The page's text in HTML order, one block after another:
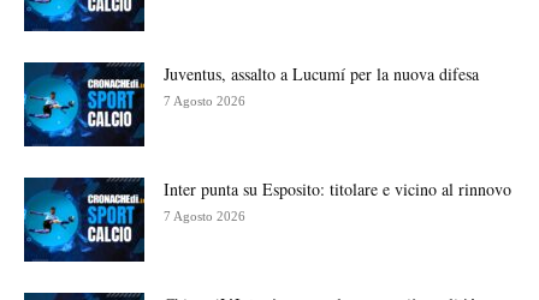
Juventus, assalto a Lucumí per la nuova difesa
7 Agosto 2026
Inter punta su Esposito: titolare e vicino al rinnovo
7 Agosto 2026